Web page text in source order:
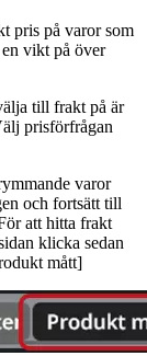
pris på varor som
vikt på över
till frakt på är
prisförfrågan
varor
och fortsätt till
att hitta frakt
klicka sedan
mått]